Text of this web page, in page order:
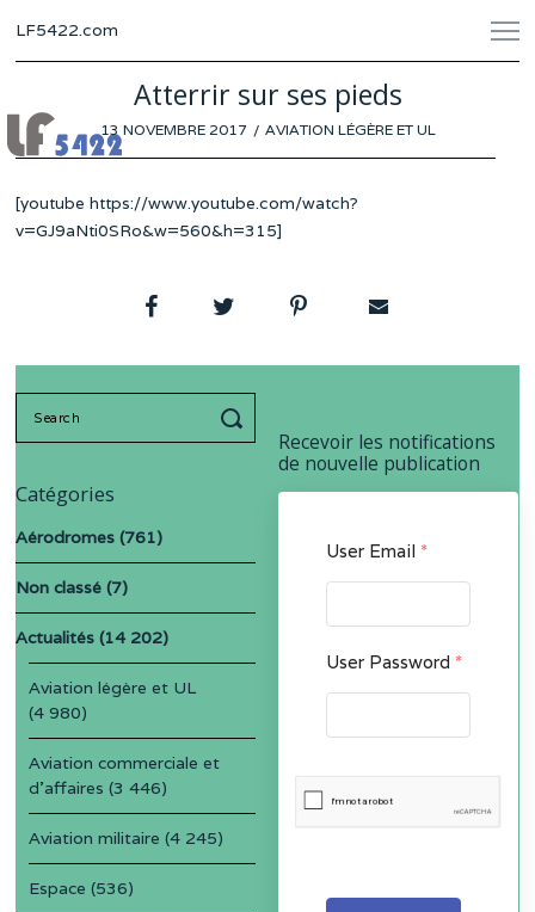
LF5422.com
Atterrir sur ses pieds
POSTED
ON
13 NOVEMBRE 2017 AVIATION LÉGÈRE ET UL
[youtube https://www.youtube.com/watch?
v=GJ9aNti0SRo&w=560&h=315]
Recevoir les notifications
de nouvelle publication
User Email *
User Password *
Catégories
Aérodromes (761)
Non classé (7)
Actualités (14 202)
Aviation légère et UL
(4 980)
Aviation commerciale et
d'affaires (3 446)
Aviation militaire (4 245)
Espace (536)